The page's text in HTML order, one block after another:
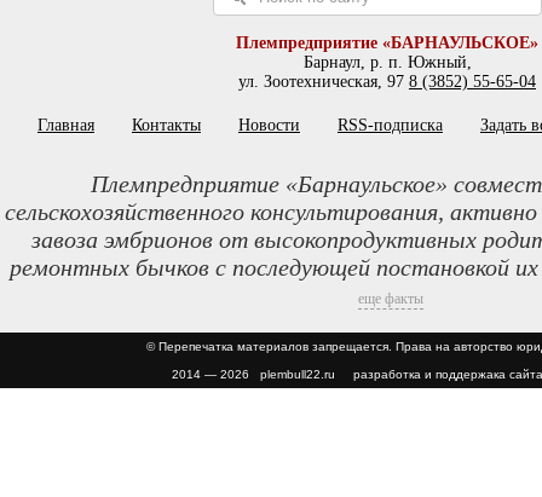
Племпредприятие «БАРНАУЛЬСКОЕ»
Барнаул, р. п. Южный,
ул. Зоотехническая, 97 8 (3852) 55-65-04
Главная Контакты Новости RSS-подписка Задать
Племпредприятие «Барнаульское»
сельскохозяйственного консультирования,
завоза эмбрионов от высокопродуктивных
ремонтных бычков с последующей постановкой
еще факты
© Перепечатка материалов запрещается. Права на авторство
2014 — 2026 plembull22.ru разработка и поддержака